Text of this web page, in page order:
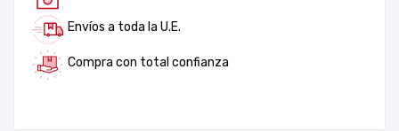
Envíos a toda la U.E.
Compra con total confianza